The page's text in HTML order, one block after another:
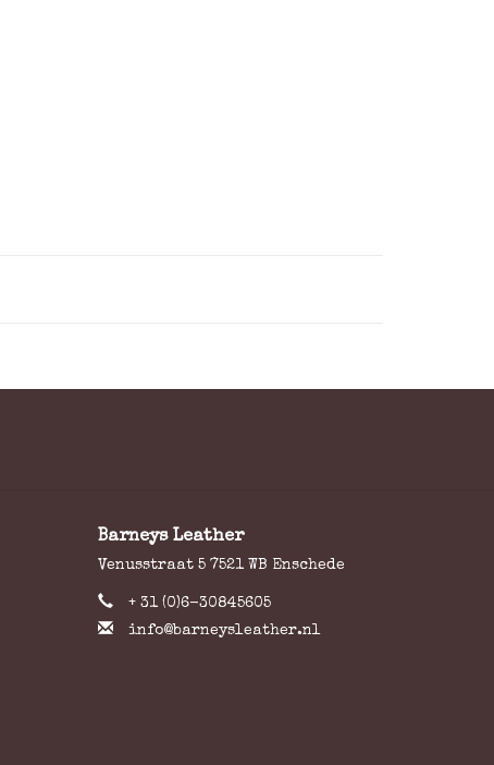
Barneys Leather
Venusstraat 5 7521 WB Enschede
+ 31 (0)6-30845605
info@barneysleather.nl